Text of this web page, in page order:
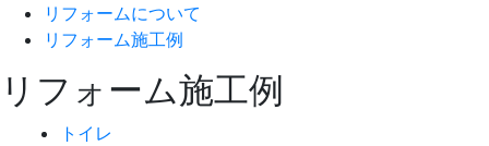
リフォームについて
リフォーム施工例
リフォーム施工例
トイレ